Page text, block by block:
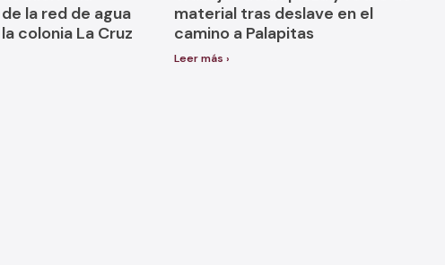
la red de agua
colonia La Cruz
material tras deslave en el
camino a Palapitas
Leer más ›